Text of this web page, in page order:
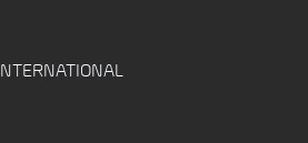
INTERNATIONAL